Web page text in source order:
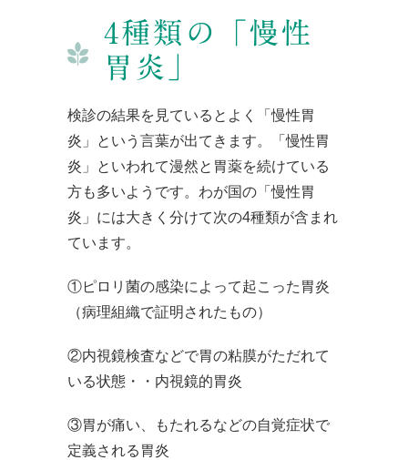
4種類の「慢性
胃炎」
検診の結果を見ているとよく「慢性胃
炎」という言葉が出てきます。「慢性胃
炎」といわれて漫然と胃薬を続けている
方も多いようです。わが国の「慢性胃
炎」には大きく分けて次の4種類が含まれ
ています。
①ピロリ菌の感染によって起こった胃炎
（病理組織で証明されたもの）
②内視鏡検査などで胃の粘膜がただれて
いる状態・・内視鏡的胃炎
③胃が痛い、もたれるなどの自覚症状で
定義される胃炎